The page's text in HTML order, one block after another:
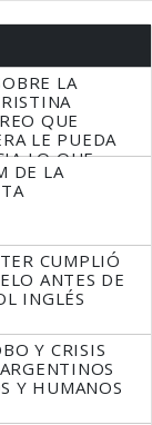
LA
QUE
LE PUEDA
LO QUE
DE LA
CUMPLIÓ
ANTES DE
INGLÉS
Y CRISIS
Y HUMANOS